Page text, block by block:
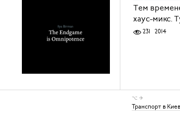
Тем
хаус-микс.
231 2014
⌥ →
Транспорт в